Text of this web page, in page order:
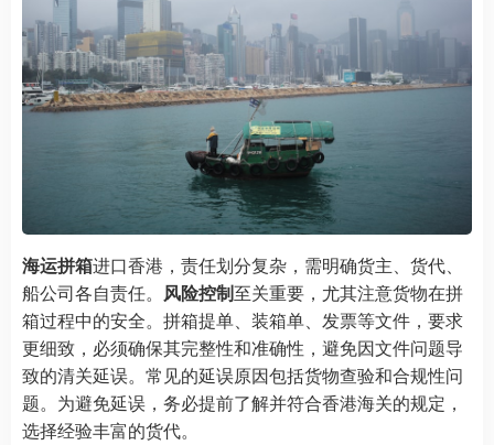
海运拼箱进口香港，责任划分复杂，需明确货主、货代、
船公司各自责任。 风险控制至关重要，尤其注意货物在拼
箱过程中的安全。拼箱提单、装箱单、发票等文件，要求
更细致，必须确保其完整性和准确性，避免因文件问题导
致的清关延误。常见的延误原因包括货物查验和合规性问
题。为避免延误，务必提前了解并符合香港海关的规定，
选择经验丰富的货代。